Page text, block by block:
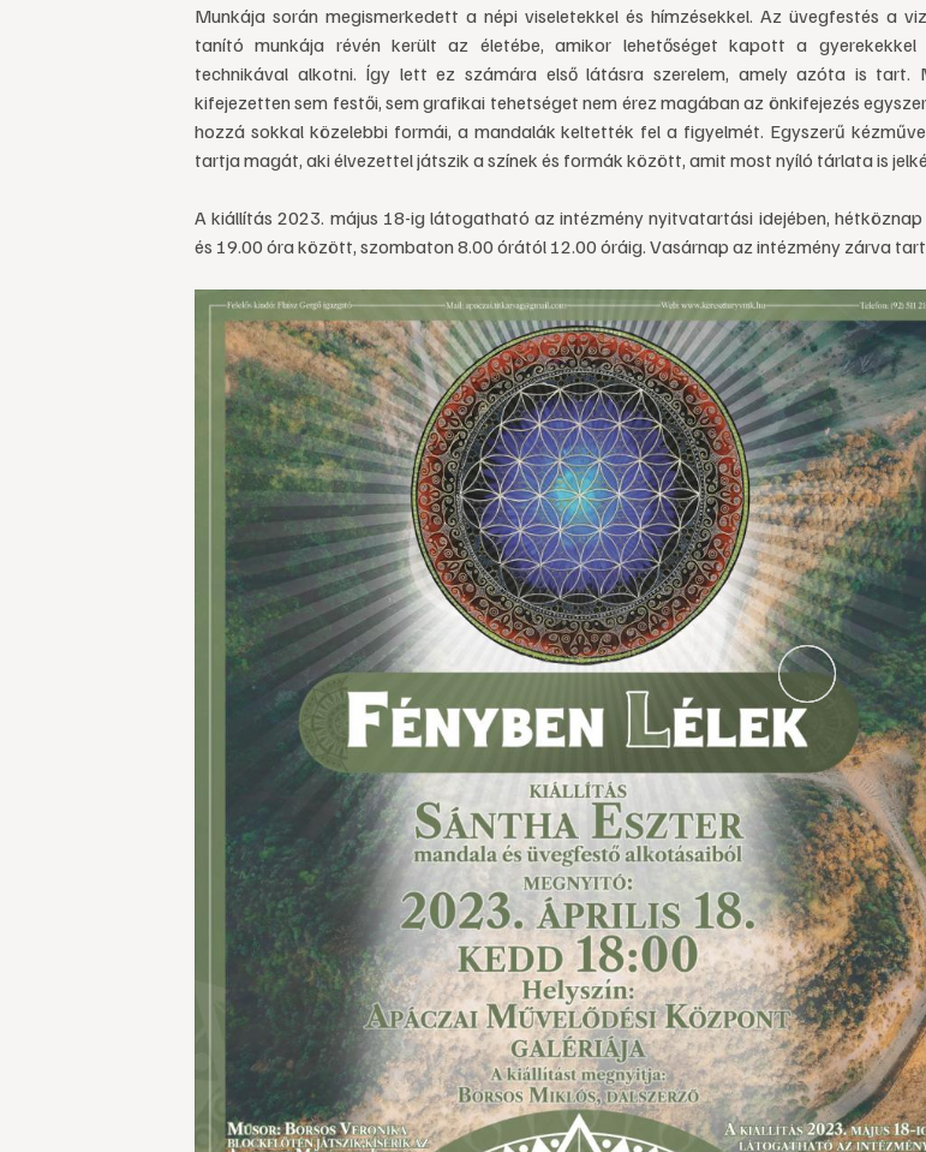
Munkája során megismerkedett a népi viseletekkel és hímzésekkel. Az üvegfestés a
tanító munkája révén került az életébe, amikor lehetőséget kapott a gyerekekkel
technikával alkotni. Így lett ez számára első látásra szerelem, amely azóta is tart.
kifejezetten sem festői, sem grafikai tehetséget nem érez magában az önkifejezés
hozzá sokkal közelebbi formái, a mandalák keltették fel a figyelmét. Egyszerű
tartja magát, aki élvezettel játszik a színek és formák között, amit most nyíló tárlata is
A kiállítás 2023. május 18-ig látogatható az intézmény nyitvatartási idejében, hétköznap
és 19.00 óra között, szombaton 8.00 órától 12.00 óráig. Vasárnap az intézmény zárva